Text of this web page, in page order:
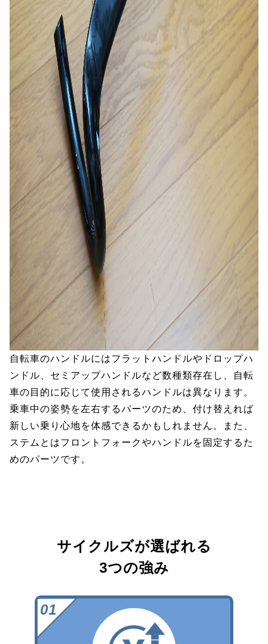
自転車のハンドルにはフラットハンドルやドロップハ
ンドル、セミアップハンドルなど数種類存在し、自転
車の目的に応じて使用されるハンドルは異なります。
乗車中の姿勢を左右するパーツのため、付け替えれば
新しい乗り心地を体感できるかもしれません。また、
ステムとはフロントフォークやハンドルを固定するた
めのパーツです。
サイクルズが選ばれる
3つの強み